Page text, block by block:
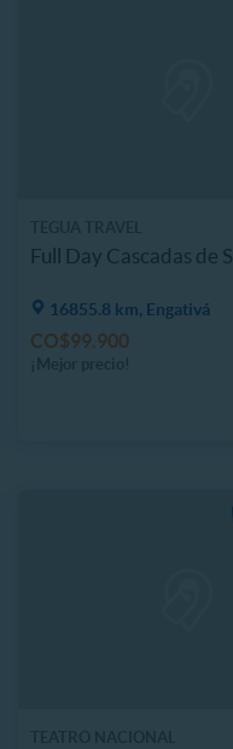
Full Day Cascadas de
16855.8 km, Engativá
CO$99.900